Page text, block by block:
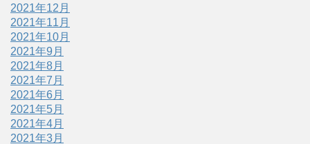
2021年12月
2021年11月
2021年10月
2021年9月
2021年8月
2021年7月
2021年6月
2021年5月
2021年4月
2021年3月